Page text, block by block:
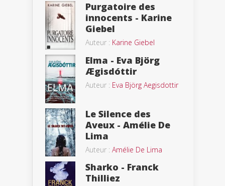
Purgatoire des
innocents - Karine
Giebel
Auteur : Karine Giebel
Elma - Eva Björg
Ægisdóttir
Auteur : Eva Björg Aegisdottir
Le Silence des
Aveux - Amélie De
Lima
Auteur : Amélie De Lima
Sharko - Franck
Thilliez